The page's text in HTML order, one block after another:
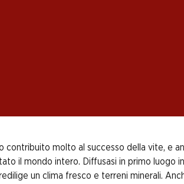
Sauvignon Blanc -
ogni aperitivo.
tra Traminer e Chenin Blanc. Il gusto
consumo del vino. Solo raramente
contribuito molto al successo della vite, e
il mondo intero. Diffusasi in primo luogo
un clima fresco e terreni minerali.